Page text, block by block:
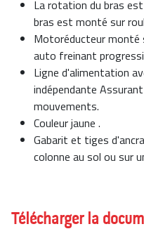
La rotation du bras
bras est monté sur
Motoréducteur monté
auto freinant
Ligne d'alimentation
indépendante
mouvements.
Couleur jaune .
Gabarit et tiges
colonne au sol ou sur
Télécharger la